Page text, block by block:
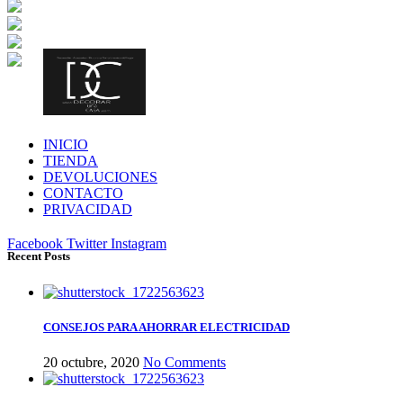
INICIO
TIENDA
DEVOLUCIONES
CONTACTO
PRIVACIDAD
Facebook Twitter Instagram
Recent Posts
CONSEJOS PARA AHORRAR ELECTRICIDAD
20 octubre, 2020 No Comments